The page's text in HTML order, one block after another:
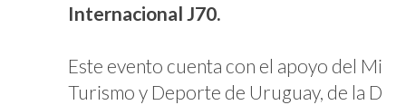
Internacional J70.
Este evento cuenta con el apoyo del
Turismo y Deporte de Uruguay, de la